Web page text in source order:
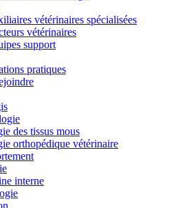
vétérinaires spécialisées
vétérinaires
support
pratiques
des tissus mous
orthopédique vétérinaire
interne